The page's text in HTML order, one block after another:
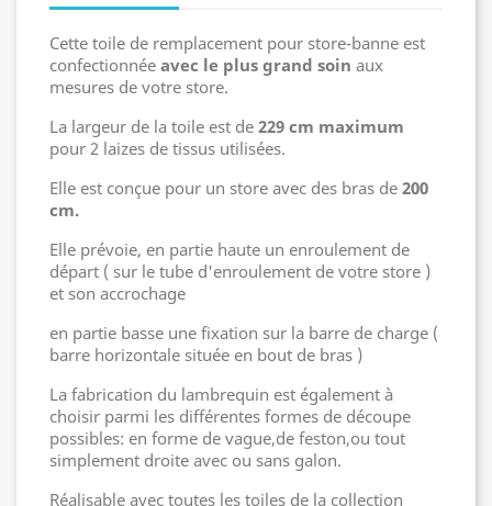
Cette toile de remplacement pour store-banne est
confectionnée avec le plus grand soin aux
mesures de votre store.
La largeur de la toile est de 229 cm maximum
pour 2 laizes de tissus utilisées.
Elle est conçue pour un store avec des bras de 200
cm.
Elle prévoie, en partie haute un enroulement de
départ ( sur le tube d'enroulement de votre store )
et son accrochage
en partie basse une fixation sur la barre de charge (
barre horizontale située en bout de bras )
La fabrication du lambrequin est également à
choisir parmi les différentes formes de découpe
possibles: en forme de vague,de feston,ou tout
simplement droite avec ou sans galon.
Réalisable avec toutes les toiles de la collection